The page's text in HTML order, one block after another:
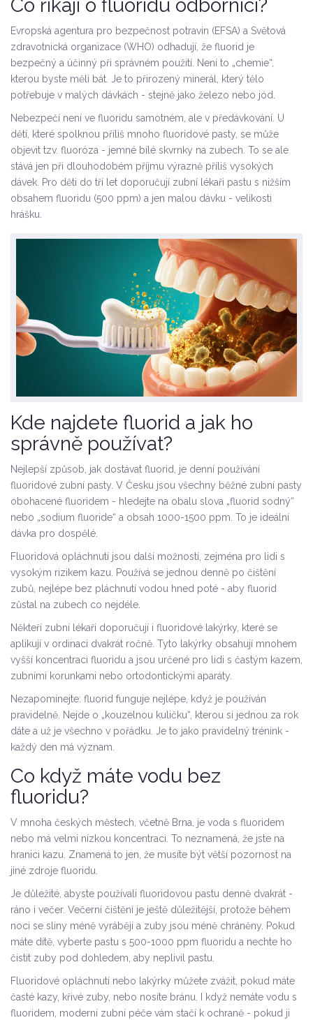
Co říkají o fluoridu odborníci?
Evropská agentura pro bezpečnost potravin (EFSA) a Světová
zdravotnická organizace (WHO) odhadují, že fluorid je
bezpečný a účinný při správném použití. Není to „chemie“,
kterou byste měli bát. Je to přirozený minerál, který tělo
potřebuje v malých dávkách - stejně jako železo nebo jód.
Nebezpečí není ve fluoridu samotném, ale v předávkování. U
dětí, které spolknou příliš mnoho fluoridové pasty, se může
objevit tzv. fluoróza - jemné bílé skvrnky na zubech. To se ale
stává jen při dlouhodobém příjmu výrazně příliš vysokých
dávek. Pro děti do tří let doporučují zubní lékaři pastu s nižším
obsahem fluoridu (500 ppm) a jen malou dávku - velikosti
hrášku.
Kde najdete fluorid a jak ho
správně používat?
Nejlepší způsob, jak dostávat fluorid, je denní používání
fluoridové zubní pasty. V Česku jsou všechny běžné zubní pasty
obohacené fluoridem - hledejte na obalu slova „fluorid sodný“
nebo „sodium fluoride“ a obsah 1000-1500 ppm. To je ideální
dávka pro dospělé.
Fluoridová opláchnutí jsou další možností, zejména pro lidi s
vysokým rizikem kazu. Používá se jednou denně po čištění
zubů, nejlépe bez pláchnutí vodou hned poté - aby fluorid
zůstal na zubech co nejdéle.
Někteří zubní lékaři doporučují i fluoridové lakýrky, které se
aplikují v ordinaci dvakrát ročně. Tyto lakýrky obsahují mnohem
vyšší koncentraci fluoridu a jsou určené pro lidi s častým kazem,
zubními korunkami nebo ortodontickými aparáty.
Nezapomínejte: fluorid funguje nejlépe, když je používán
pravidelně. Nejde o „kouzelnou kuličku“, kterou si jednou za rok
dáte a už je všechno v pořádku. Je to jako pravidelný trénink -
každý den má význam.
Co když máte vodu bez
fluoridu?
V mnoha českých městech, včetně Brna, je voda s fluoridem
nebo má velmi nízkou koncentraci. To neznamená, že jste na
hranici kazu. Znamená to jen, že musíte být větší pozornost na
jiné zdroje fluoridu.
Je důležité, abyste používali fluoridovou pastu denně dvakrát -
ráno i večer. Večerní čištění je ještě důležitější, protože během
noci se sliny méně vyrábějí a zuby jsou méně chráněny. Pokud
máte dítě, vyberte pastu s 500-1000 ppm fluoridu a nechte ho
čistit zuby pod dohledem, aby neplivil pastu.
Fluoridové opláchnutí nebo lakýrky můžete zvážit, pokud máte
časté kazy, křivé zuby, nebo nosíte bránu. I když nemáte vodu s
fluoridem, moderní zubní péče vám stačí k ochraně - pokud ji